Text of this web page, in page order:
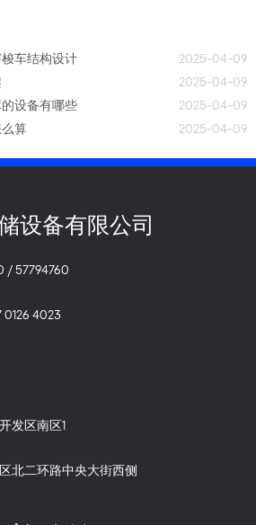
车结构设计
2025-04-09
2025-04-09
设备有哪些
2025-04-09
算
2025-04-09
设备有限公司
/ 57794760
0126 4023
发区南区1
北二环路中央大街西侧